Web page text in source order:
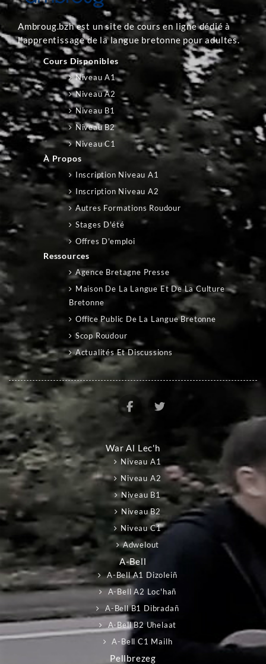
Ambroug.bzh est un site de cours en ligne dédié à
l'apprentissage de la langue bretonne pour adultes.
Cours Disponibles
Niveau A1
Niveau A2
Niveau B1
Niveau B2
Niveau C1
À Propos
Inscription Niveau A1
Inscription Niveau A2
Autres Formations Roudour
Stages D'été
Offres D'emploi
Ressources
Agence Bretagne Presse
Maison De La Langue Et De La Culture
Bretonne
Office Public De La Langue Bretonne
Scop Roudour
Actualités Et Discussions
War Al Lec'h
Niveau A1
Niveau A2
Niveau B1
Niveau B2
Niveau C1
Adwelout
A-Bell
A-Bell A1 Dizoleiñ
A-Bell A2 Loc'hañ
A-Bell B1 Dibradañ
A-Bell B2 Uhelaat
A-Bell C1 Mailh
Pellbrezeg